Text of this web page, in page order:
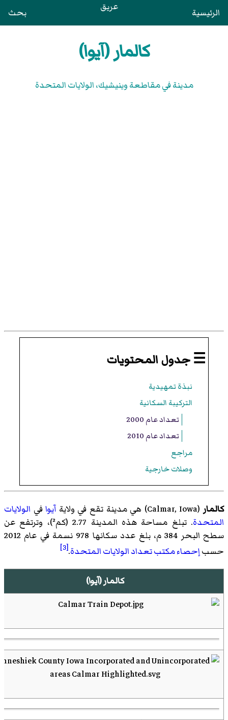
الرئيسية عريق بحث
كالمار (آيوا)
مدينة في مقاطعة وينيشيك، الولايات المتحدة
☰ جدول المحتويات
نبذة تمهيدية
التركيبة السكانية
تعداد عام 2000
تعداد عام 2010
مراجع
وصلات خارجية
كالمار(
Calmar, Iowa)‏ هي مدينة تقع في ولاية آيوافي الولايات
المتحدة
. تبلغ مساحة هذه المدينة 2.77 (كم²)، وترتفع عن
سطح البحر 384 م، بلغ عدد سكانها 978 نسمة في عام 2012
حسبإحصاءمكتب تعداد الولايات المتحدة.
[3]
كالمار (آيوا)